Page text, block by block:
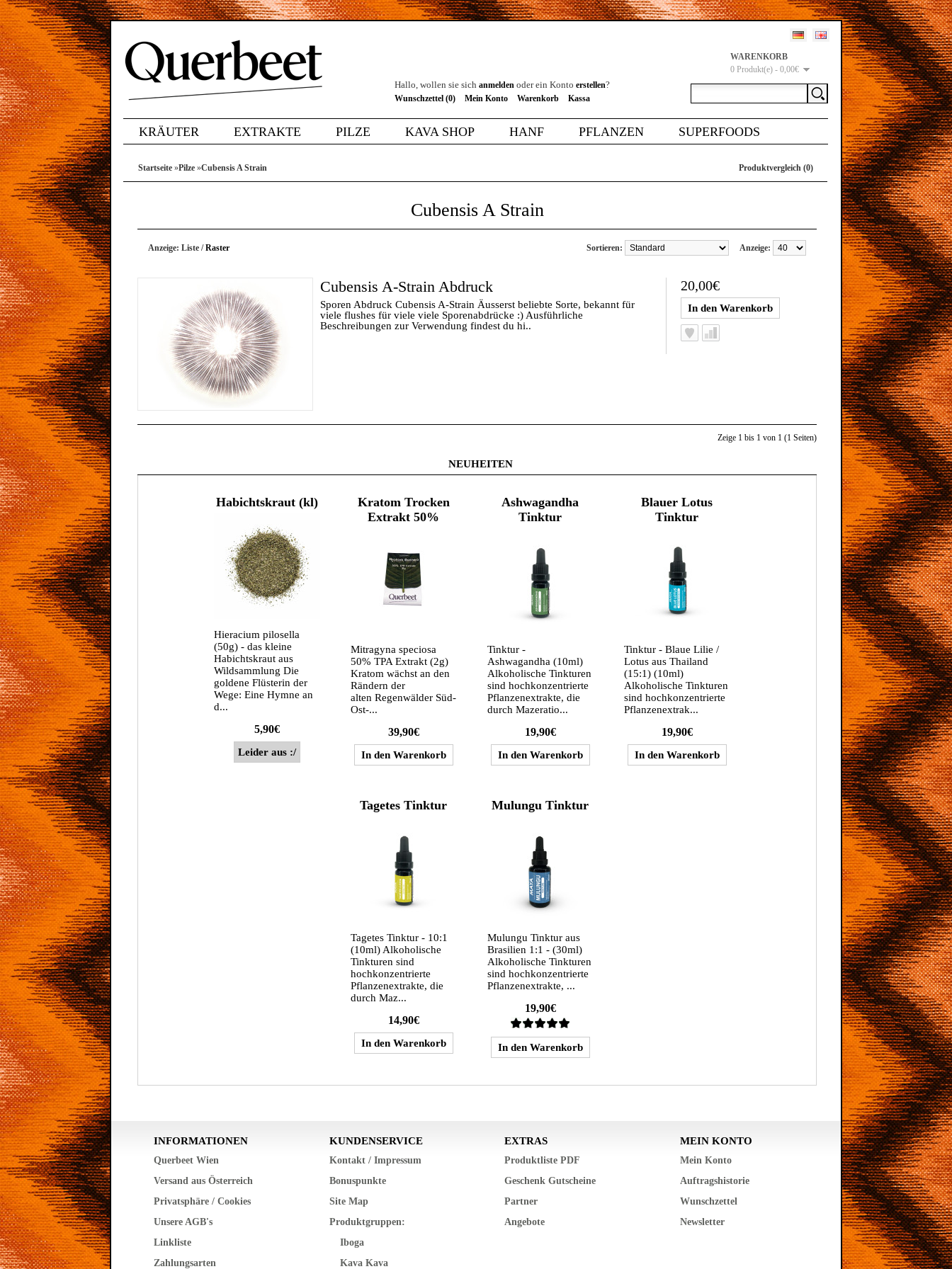
WARENKORB
0 Produkt(e) - 0,00€
Hallo, wollen sie sich anmelden oder ein Konto erstellen?
Wunschzettel (0) Mein Konto Warenkorb Kassa
KRÄUTER EXTRAKTE PILZE KAVA SHOP HANF PFLANZEN SUPERFOODS
Startseite »Pilze »Cubensis A Strain Produktvergleich (0)
Cubensis A Strain
Anzeige: Liste / Raster Anzeige:
Sortieren:
20,00€
Cubensis A-Strain Abdruck
Sporen Abdruck Cubensis A-Strain Äusserst beliebte Sorte, bekannt für
viele flushes für viele viele Sporenabdrücke :) Ausführliche
Beschreibungen zur Verwendung findest du hi..
Zeige 1 bis 1 von 1 (1 Seiten)
NEUHEITEN
Habichtskraut (kl)
Hieracium pilosella
(50g) - das kleine
Habichtskraut aus
Wildsammlung Die
goldene Flüsterin der
Wege: Eine Hymne an
d...
5,90€
Kratom Trocken
Extrakt 50%
Mitragyna speciosa
50% TPA Extrakt (2g)
Kratom wächst an den
Rändern der
alten Regenwälder Süd-
Ost-...
39,90€
Ashwagandha
Tinktur
Tinktur -
Ashwagandha (10ml)
Alkoholische Tinkturen
sind hochkonzentrierte
Pflanzenextrakte, die
durch Mazeratio...
19,90€
Blauer Lotus
Tinktur
Tinktur - Blaue Lilie /
Lotus aus Thailand
(15:1) (10ml)
Alkoholische Tinkturen
sind hochkonzentrierte
Pflanzenextrak...
19,90€
Tagetes Tinktur
Tagetes Tinktur - 10:1
(10ml) Alkoholische
Tinkturen sind
hochkonzentrierte
Pflanzenextrakte, die
durch Maz...
14,90€
Mulungu Tinktur
Mulungu Tinktur aus
Brasilien 1:1 - (30ml)
Alkoholische Tinkturen
sind hochkonzentrierte
Pflanzenextrakte, ...
19,90€
INFORMATIONEN
Querbeet Wien
Versand aus Österreich
Privatsphäre / Cookies
Unsere AGB's
Linkliste
Zahlungsarten
KUNDENSERVICE
Kontakt / Impressum
Bonuspunkte
Site Map
Produktgruppen:
Iboga
Kava Kava
EXTRAS
Produktliste PDF
Geschenk Gutscheine
Partner
Angebote
MEIN KONTO
Mein Konto
Auftragshistorie
Wunschzettel
Newsletter